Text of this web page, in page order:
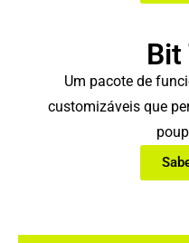
Bit
Um pacote de
customizáveis que